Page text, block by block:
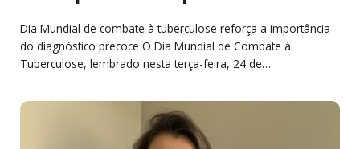
Dia Mundial de combate à tuberculose reforça a importância
do diagnóstico precoce O Dia Mundial de Combate à
Tuberculose, lembrado nesta terça-feira, 24 de…